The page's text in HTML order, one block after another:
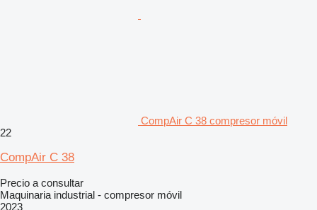
CompAir C 38 compresor móvil
22
CompAir C 38
Precio a consultar
Maquinaria industrial - compresor móvil
2023